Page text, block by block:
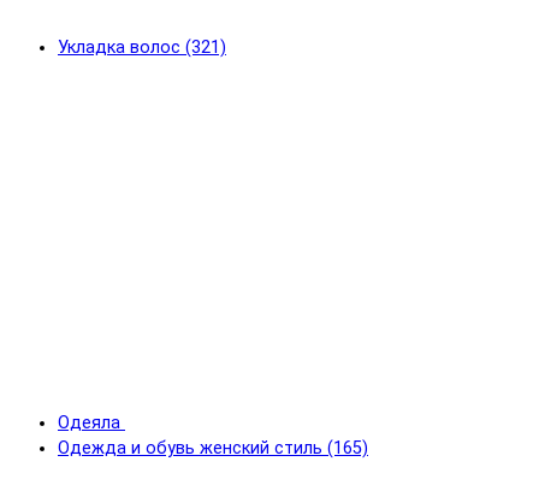
Укладка волос (321)
Одеяла
Одежда и обувь женский стиль (165)